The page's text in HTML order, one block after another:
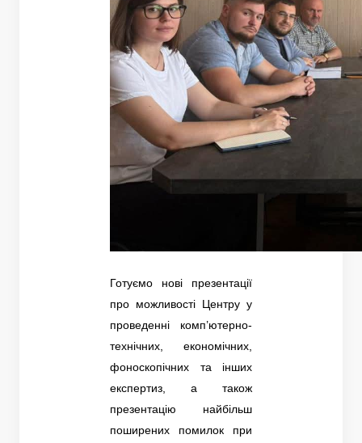
Готуємо нові презентації
про можливості Центру у
проведенні комп’ютерно-
технічних, економічних,
фоноскопічних та інших
експертиз, а також
презентацію найбільш
поширених помилок при